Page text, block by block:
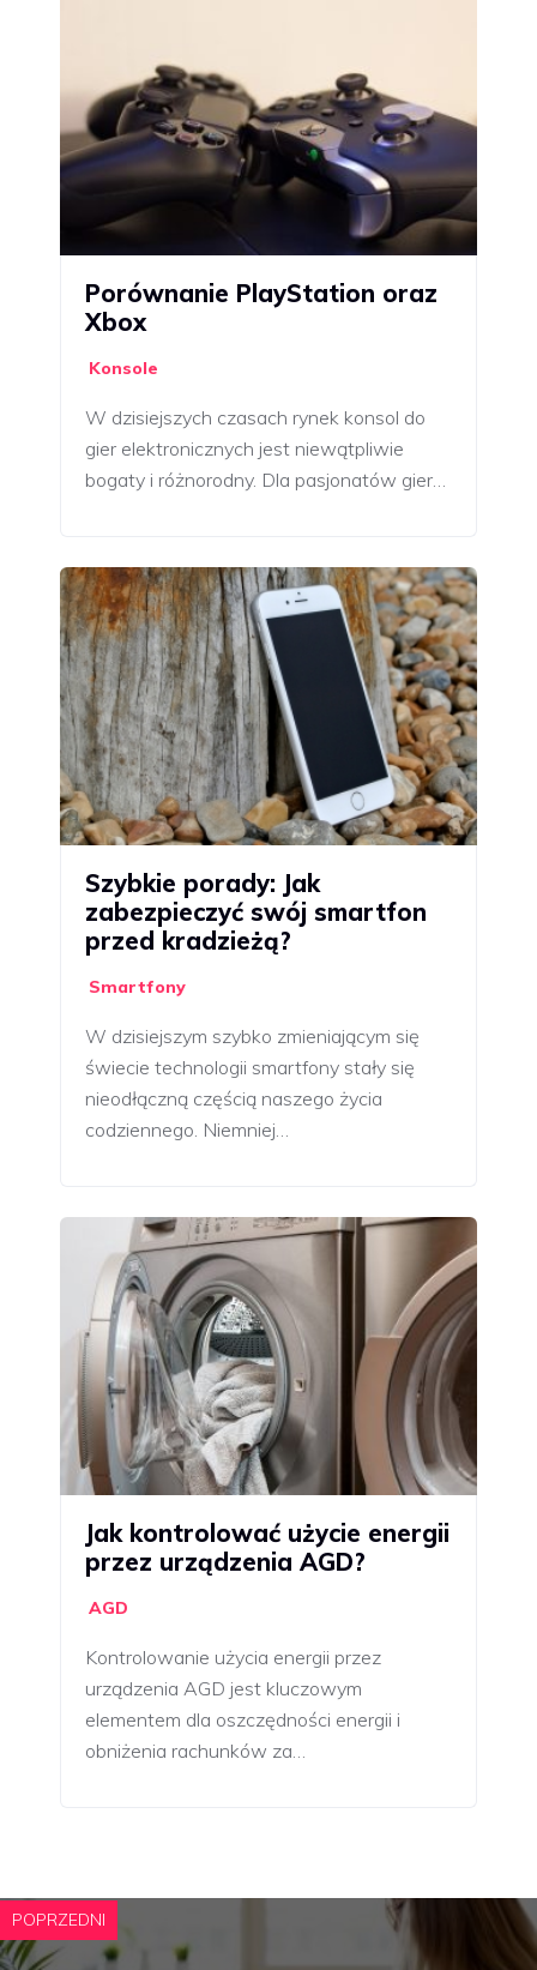
Porównanie PlayStation oraz
Xbox
Konsole
W dzisiejszych czasach rynek konsol do
gier elektronicznych jest niewątpliwie
bogaty i różnorodny. Dla pasjonatów gier…
Szybkie porady: Jak
zabezpieczyć swój smartfon
przed kradzieżą?
Smartfony
W dzisiejszym szybko zmieniającym się
świecie technologii smartfony stały się
nieodłączną częścią naszego życia
codziennego. Niemniej…
Jak kontrolować użycie energii
przez urządzenia AGD?
AGD
Kontrolowanie użycia energii przez
urządzenia AGD jest kluczowym
elementem dla oszczędności energii i
obniżenia rachunków za…
POPRZEDNI